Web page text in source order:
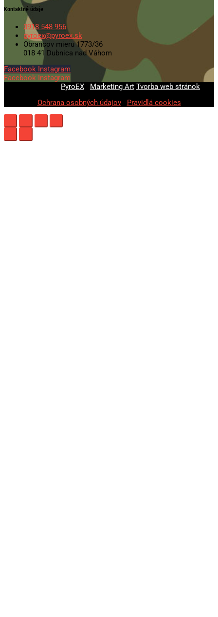
Kontaktné údaje
0918 548 956
pyroex@pyroex.sk
Obrancov mieru 1773/36
018 41 Dubnica nad Váhom
Facebook Instagram
Facebook Instagram
PyroEX Marketing Art Tvorba web stránok
Ochrana osobných údajov| Pravidlá cookies